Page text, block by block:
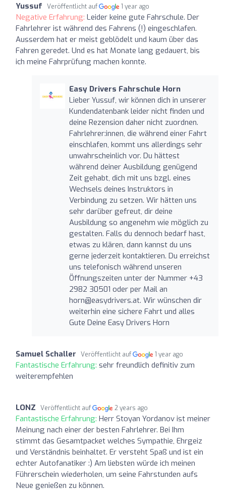
Yussuf Veröffentlicht auf 1 year ago
Negative Erfahrung: Leider keine gute Fahrschule. Der
Fahrlehrer ist während des Fahrens (!) eingeschlafen.
Ausserdem hat er meist geblödelt und kaum über das
Fahren geredet. Und es hat Monate lang gedauert, bis
ich meine Fahrprüfung machen konnte.
Easy Drivers Fahrschule Horn
Lieber Yussuf, wir können dich in unserer
Kundendatenbank leider nicht finden und
deine Rezension daher nicht zuordnen.
Fahrlehrer:innen, die während einer Fahrt
einschlafen, kommt uns allerdings sehr
unwahrscheinlich vor. Du hättest
während deiner Ausbildung genügend
Zeit gehabt, dich mit uns bzgl. eines
Wechsels deines Instruktors in
Verbindung zu setzen. Wir hätten uns
sehr darüber gefreut, dir deine
Ausbildung so angenehm wie möglich zu
gestalten. Falls du dennoch bedarf hast,
etwas zu klären, dann kannst du uns
gerne jederzeit kontaktieren. Du erreichst
uns telefonisch während unseren
Öffnungszeiten unter der Nummer +43
2982 30501 oder per Mail an
horn@easydrivers.at. Wir wünschen dir
weiterhin eine sichere Fahrt und alles
Gute Deine Easy Drivers Horn
Samuel Schaller Veröffentlicht auf 1 year ago
Fantastische Erfahrung: sehr freundlich definitiv zum
weiterempfehlen
LONZ Veröffentlicht auf 2 years ago
Fantastische Erfahrung: Herr Stoyan Yordanov ist meiner
Meinung nach einer der besten Fahrlehrer. Bei Ihm
stimmt das Gesamtpacket welches Sympathie, Ehrgeiz
und Verständnis beinhaltet. Er versteht Spaß und ist ein
echter Autofanatiker :) Am liebsten würde ich meinen
Führerschein wiederholen, um seine Fahrstunden aufs
Neue genießen zu können.